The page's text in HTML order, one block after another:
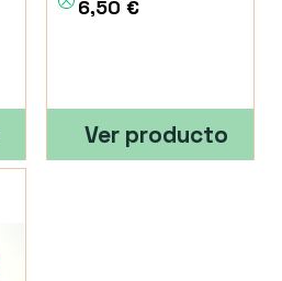
6,50 €
Ver producto